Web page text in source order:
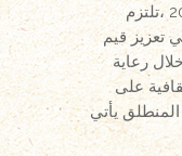
وتماشياً مع رؤية قطر الوطنية 2030 ،تلتزم
تعزيز قيم
رعاية
على
يأتي